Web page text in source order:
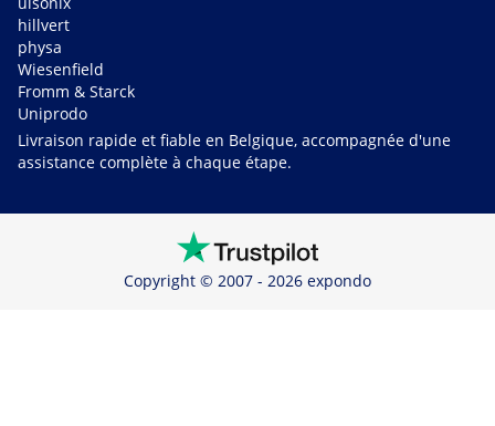
hillvert
physa
Wiesenfield
Fromm & Starck
Uniprodo
Livraison rapide et fiable en Belgique, accompagnée d'une
assistance complète à chaque étape.
Copyright © 2007 - 2026 expondo